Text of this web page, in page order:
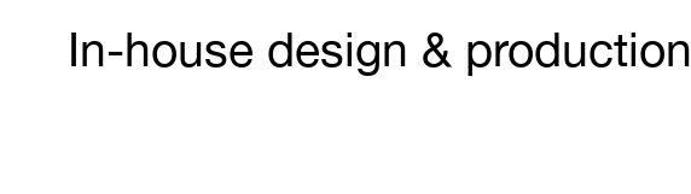
In-house design & production